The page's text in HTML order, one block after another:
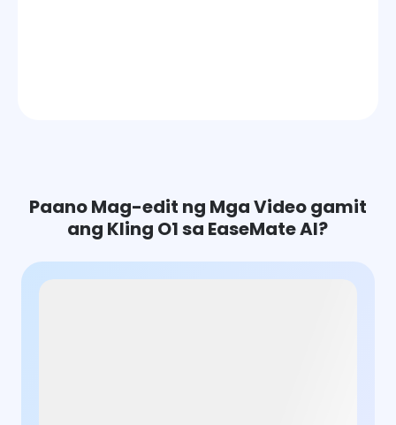
Paano Mag-edit ng Mga Video gamit
ang Kling O1 sa EaseMate AI?